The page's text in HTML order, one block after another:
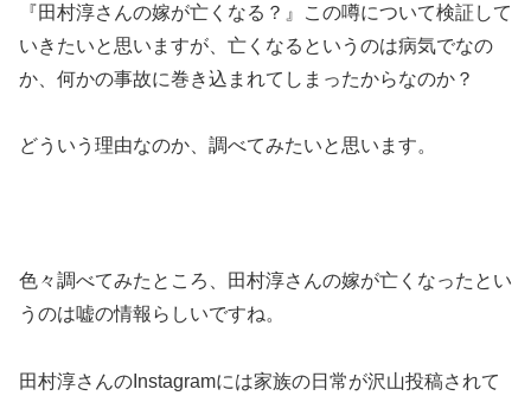
『田村淳さんの嫁が亡くなる？』この噂について検証して
いきたいと思いますが、亡くなるというのは病気でなの
か、何かの事故に巻き込まれてしまったからなのか？
どういう理由なのか、調べてみたいと思います。
色々調べてみたところ、田村淳さんの嫁が亡くなったとい
うのは嘘の情報らしいですね。
田村淳さんのInstagramには家族の日常が沢山投稿されて